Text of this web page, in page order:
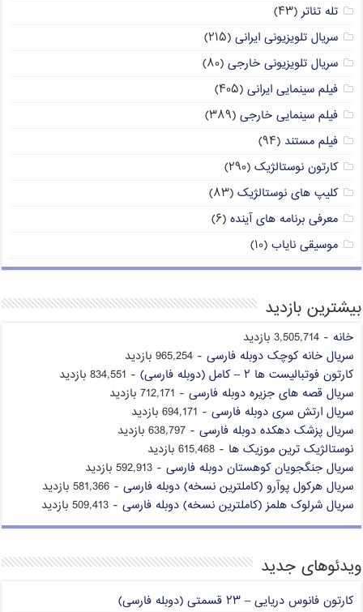
تله تئاتر (۴۳)
سریال تلویزیونی ایرانی (۲۱۵)
سریال تلویزیونی خارجی (۸۰)
فیلم سینمایی ایرانی (۴۰۵)
فیلم سینمایی خارجی (۳۸۹)
فیلم مستند (۹۴)
کارتون نوستالژیک (۲۹۰)
کلیپ های نوستالژیک (۸۳)
معرفی برنامه های آینده (۶)
موسیقی نایاب (۱۰)
بیشترین بازدید
خانه - 3,505,714 بازدید
سریال خانه کوچک دوبله فارسی - 965,254 بازدید
کارتون فوتبالیست ها ۲ – کامل (دوبله فارسی)
- 834,551 بازدید
سریال قصه های جزیره دوبله فارسی - 712,171 بازدید
سریال ارتش سری دوبله فارسی - 694,171 بازدید
سریال پزشک دهکده دوبله فارسی - 638,797 بازدید
نوستالژیک ترین موزیک ها - 615,468 بازدید
سریال جنگجویان کوهستان دوبله فارسی - 592,913 بازدید
سریال هرکول پوآرو (کاملترین نسخه) دوبله فارسی - 581,366 بازدید
سریال شرلوک هلمز (کاملترین نسخه) دوبله فارسی - 509,413 بازدید
ویدئوهای جدید
کارتون فانوس دریایی – ۲۳ قسمتی (دوبله فارسی)